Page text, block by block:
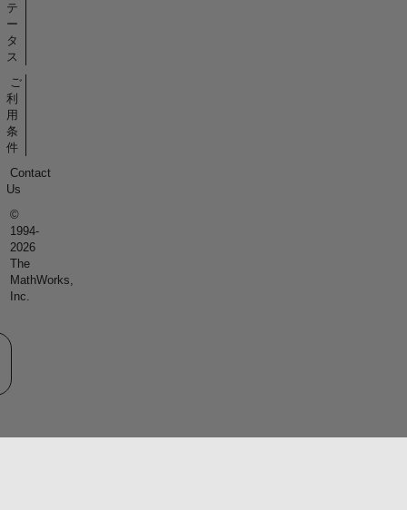
テ
ー
タ
ス
ご
利
用
条
件
Contact
Us
©
1994-
2026
The
MathWorks,
Inc.
サイトの選択